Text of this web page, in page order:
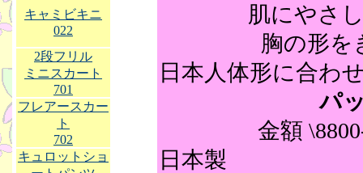
肌にやさ
胸の形を
日本人体形に合わ
パ
金額
日本製 レデ
キャミビキニ
022
2段フリル
ミニスカート
701
フレアースカー
ト
702
キュロットショ